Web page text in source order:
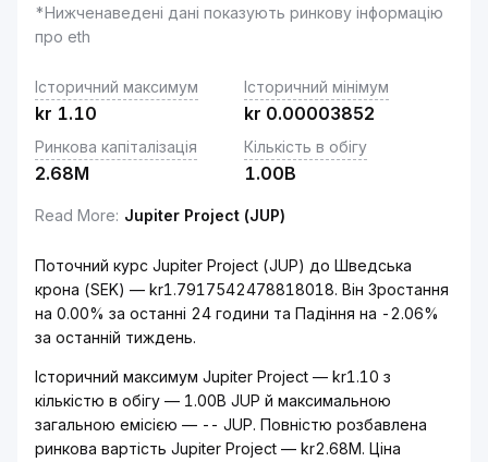
*Нижченаведені дані показують ринкову інформацію
про eth
Історичний максимум
kr 1.10
Історичний мінімум
kr 0.00003852
Ринкова капіталізація
2.68M
Кількість в обігу
1.00B
Read More: Jupiter Project (JUP)
Поточний курс Jupiter Project (JUP) до Шведська
крона (SEK) — kr1.7917542478818018. Він Зростання
на 0.00% за останні 24 години та Падіння на -2.06%
за останній тиждень.
Історичний максимум Jupiter Project — kr1.10 з
кількістю в обігу — 1.00B JUP й максимальною
загальною емісією — -- JUP. Повністю розбавлена
ринкова вартість Jupiter Project — kr2.68M. Ціна